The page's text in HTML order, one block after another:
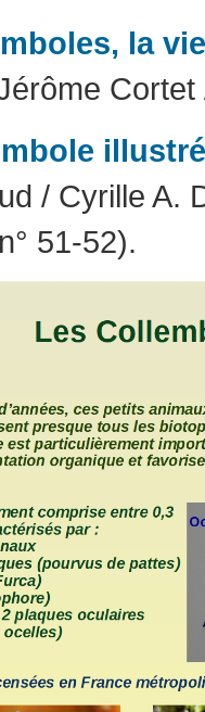
la
illustré
/ Cyrille A.
51-52).